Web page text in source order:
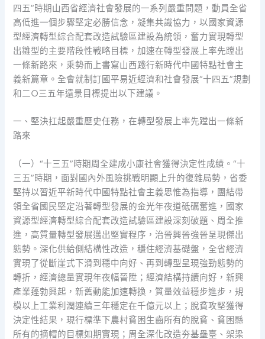
四五”時期山西省經濟社會發展的一系列嚴重問題，動員全省
高低進一個步驟堅定必勝信念，凝集共識協力，以國家資源
型經濟轉型綜合配套改造試驗區建設為統領，奮力實現轉型
出雛型的主要階段性戰略目標，加速在轉型發展上率先蹚出
一條新路來，乘勢而上書寫山西踐行新時代中國特點社會主
義新篇章。全會就制訂國平易近經濟和社會發展“十四五”規劃
和二○三五年遠景目標提出以下建議。
一、堅決扛起嚴重歷史任務，在轉型發展上率先蹚出一條新
路來
（一）“十三五”時期周全建成小康社會獲得決定性成績。“十
三五”時期，面對國內外風險挑戰明顯上升的復雜局勢，省委
堅持以習近平新時代中國特點社會主義思惟為指導，團結帶
領全省國民堅定沿著轉型發展的金光年夜道砥礪奮進，國家
資源型經濟轉型綜合配套改造試驗區建設深刻破題、周全推
進，高質量轉型發展邁出堅實程序，治晉興晉強晉呈現傑出
態勢。深化供給側結構性改造，穩住經濟基礎盤，全省經濟
實現了從斷崖式下滑到穩中向好、再到轉型呈現強勁態勢的
轉折，經濟總量實現年夜幅晉陞；經濟結構持續向好，新興
產業蓬勃興起，新舊動能加速轉換，質量效益穩步進步，規
模以上工業利潤連續三年穩定在千億元以上；脫貧攻堅獲得
決定性結果，現行標準下農村貧困生齒所有的脫貧、貧困縣
所有的摘帽的目標如期實現；周全深化改造夯基壘臺、架梁